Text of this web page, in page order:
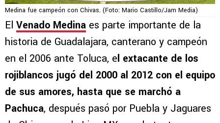
Medina fue campeón con Chivas. (Foto: Mario Castillo/Jam Media)
El Venado Medina es parte importante de la
historia de Guadalajara, canterano y campeón
en el 2006 ante Toluca, el extacante de los
rojiblancos jugó del 2000 al 2012 con el equipo
de sus amores, hasta que se marchó a
Pachuca, después pasó por Puebla y Jaguares